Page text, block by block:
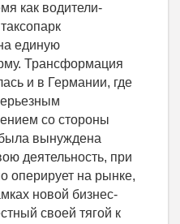
как водители-
единую
Трансформация
и в Германии, где
со стороны
вынуждена
деятельность, при
оперирует на рынке,
новой бизнес-
своей тягой к